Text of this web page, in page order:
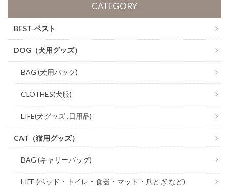
CATEGORY
BEST-ベスト
DOG（犬用グッズ）
BAG (犬用バッグ)
CLOTHES(犬服)
LIFE(犬グッズ ,日用品)
CAT（猫用グッズ）
BAG (キャリーバッグ)
LIFE (ベッド・トイレ・食器・マット・爪とぎ など)